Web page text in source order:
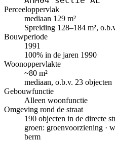
Perceeloppervlak
mediaan 129 m²
Spreiding 128–184 m²,
Bouwperiode
1991
100% in de jaren 1990
Woonoppervlakte
~80 m²
mediaan, o.b.v. 23 objecten
Gebouwfunctie
Alleen woonfunctie
Omgeving rond de straat
190 objecten in de directe
groen: groenvoorziening ·
berm